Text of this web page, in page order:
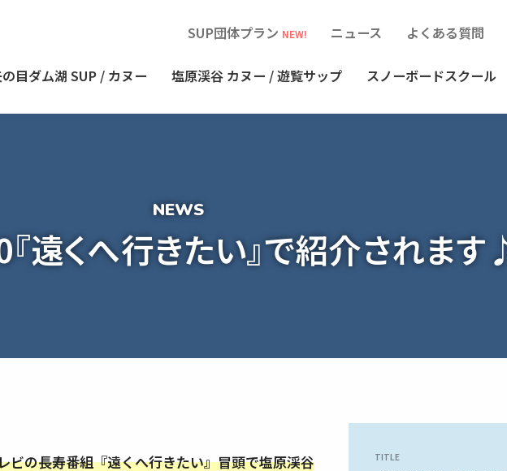
目ダム湖 SUP / カヌー 塩原渓谷 カヌー / 遊覧サップ スノーボードスクール
SUP団体プラン NEW! ニュース よくある質問
遠くへ行きたい』で紹介されます
ビの長寿番組『遠くへ行きたい』冒頭で塩原渓谷
TITLE